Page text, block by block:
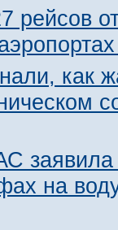
рейсов
как
заявила
на